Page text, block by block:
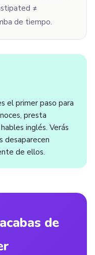
≠
de tiempo.
el primer paso para
presta
inglés. Verás
desaparecen
de ellos.
de